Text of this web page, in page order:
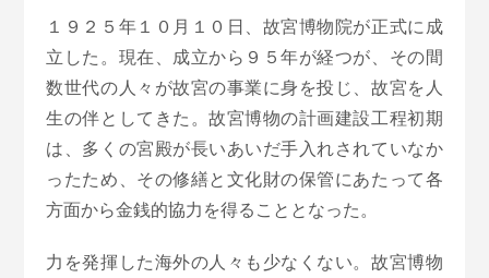
１９２５年１０月１０日、故宮博物院が正式に成
立した。現在、成立から９５年が経つが、その間
数世代の人々が故宮の事業に身を投じ、故宮を人
生の伴としてきた。故宮博物の計画建設工程初期
は、多くの宮殿が長いあいだ手入れされていなか
ったため、その修繕と文化財の保管にあたって各
方面から金銭的協力を得ることとなった。
力を発揮した海外の人々も少なくない。故宮博物